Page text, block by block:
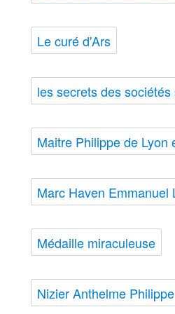
Le curé d'Ars
les secrets des
Maitre Philippe de Lyon
Marc Haven Emmanuel
Médaille miraculeuse
Nizier Anthelme Philippe